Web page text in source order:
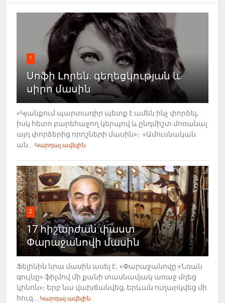
1
Սոֆի Լորեն. գեղեցկության և
սիրո մասին
«Կյանքում պարտադիր պետք է ամեն ինչ փորձել,
իսկ հետո բարեհաջող կերպով և ընդմիշտ մոռանալ
այդ փորձերից որոշների մասին»։ «Ամուսնական
ան...
Կարդալ ավելին
2
17 հիշարժան փաստ
Փարաջանովի մասին
Ֆելինին նրա մասին ասել է․ «Փարաջանովը «Նռան
գույնը» ֆիլմով մի քանի տասնամյակ առաջ մղեց
կինոն»։ Երբ նա վախճանվեց, Երևան ուղարկվեց մի
հուզ...
Կարդալ ավելին